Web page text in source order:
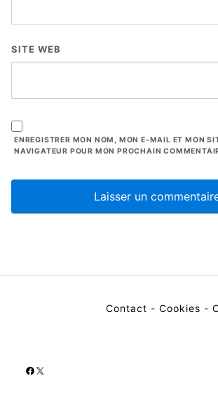
SITE WEB
ENREGISTRER MON NOM, MON E-MAIL ET MON
NAVIGATEUR POUR MON PROCHAIN
Contact - Cookies -
Facebook
X